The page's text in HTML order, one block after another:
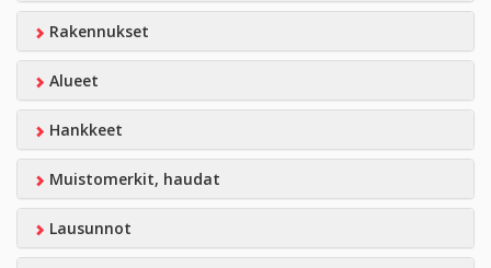
Rakennukset
Alueet
Hankkeet
Muistomerkit, haudat
Lausunnot